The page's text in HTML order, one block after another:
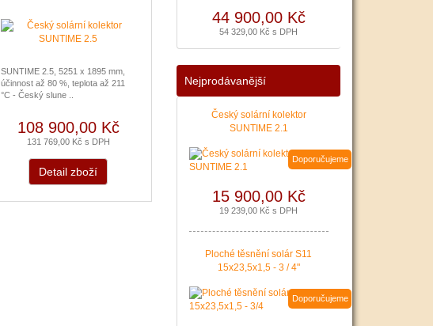
SUNTIME 2.5, 5251 x 1895 mm,
účinnost až 80 %, teplota až 211
°C - Český slune ..
108 900,00 Kč
131 769,00 Kč s DPH
Detail zboží
pro vytápění. Žádost o
dotaci Vám zajistíme!
|více zde ..
44 900,00 Kč
54 329,00 Kč s DPH
Nejprodávanější
Český solární kolektor
SUNTIME 2.1
Doporučujeme
15 900,00 Kč
19 239,00 Kč s DPH
Ploché těsnění solár S11
15x23,5x1,5 - 3 / 4"
Doporučujeme